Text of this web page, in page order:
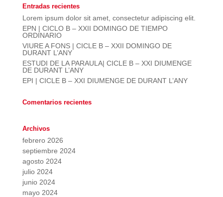
Entradas recientes
Lorem ipsum dolor sit amet, consectetur adipiscing elit.
EPN | CICLO B – XXII DOMINGO DE TIEMPO
ORDINARIO
VIURE A FONS | CICLE B – XXII DOMINGO DE
DURANT L’ANY
ESTUDI DE LA PARAULA| CICLE B – XXI DIUMENGE
DE DURANT L’ANY
EPI | CICLE B – XXI DIUMENGE DE DURANT L’ANY
Comentarios recientes
Archivos
febrero 2026
septiembre 2024
agosto 2024
julio 2024
junio 2024
mayo 2024